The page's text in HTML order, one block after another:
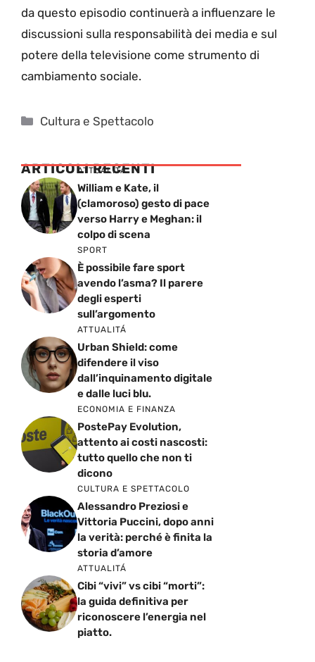
da questo episodio continuerà a influenzare le
discussioni sulla responsabilità dei media e sul
potere della televisione come strumento di
cambiamento sociale.
Categorie
Cultura e Spettacolo
ARTICOLI RECENTI
ATTUALITÁ
William e Kate, il
(clamoroso) gesto di pace
verso Harry e Meghan: il
colpo di scena
SPORT
È possibile fare sport
avendo l’asma? Il parere
degli esperti
sull’argomento
ATTUALITÁ
Urban Shield: come
difendere il viso
dall’inquinamento digitale
e dalle luci blu.
ECONOMIA E FINANZA
PostePay Evolution,
attento ai costi nascosti:
tutto quello che non ti
dicono
CULTURA E SPETTACOLO
Alessandro Preziosi e
Vittoria Puccini, dopo anni
la verità: perché è finita la
storia d’amore
ATTUALITÁ
Cibi “vivi” vs cibi “morti”:
la guida definitiva per
riconoscere l’energia nel
piatto.